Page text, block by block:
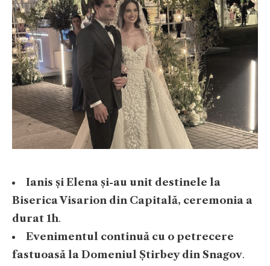
Ianis și Elena și-au unit destinele la
Biserica Visarion din Capitală, ceremonia a
durat 1h.
Evenimentul continuă cu o petrecere
fastuoasă la Domeniul Știrbey din Snagov.